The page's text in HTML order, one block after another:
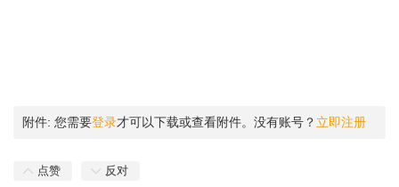
附件: 您需要登录才可以下载或查看附件。没有账号？ 立即注册
点赞 反对